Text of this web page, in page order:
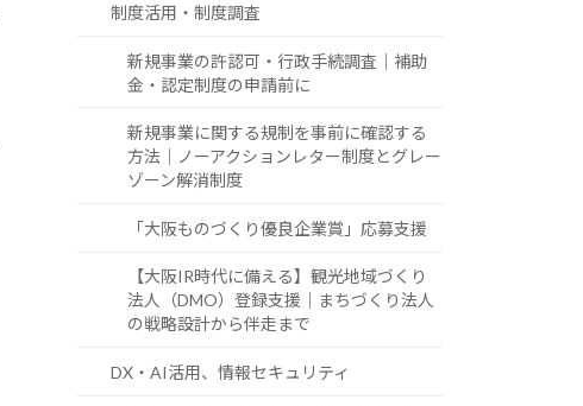
制度活用・制度調査
新規事業の許認可・行政手続調査｜補助
金・認定制度の申請前に
新規事業に関する規制を事前に確認する
方法｜ノーアクションレター制度とグレー
ゾーン解消制度
「大阪ものづくり優良企業賞」応募支援
【大阪IR時代に備える】観光地域づくり
法人（DMO）登録支援｜まちづくり法人
の戦略設計から伴走まで
DX・AI活用、情報セキュリティ